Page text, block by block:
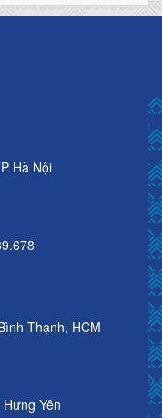
Hà Nội
Thạnh, HCM
Yên